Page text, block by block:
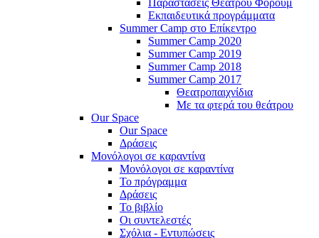
Παραστάσεις Θεάτρου Φόρουμ
Εκπαιδευτικά προγράμματα
Summer Camp στο Επίκεντρο
Summer Camp 2020
Summer Camp 2019
Summer Camp 2018
Summer Camp 2017
Θεατροπαιχνίδια
Με τα φτερά του θεάτρου
Our Space
Our Space
Δράσεις
Μονόλογοι σε καραντίνα
Μονόλογοι σε καραντίνα
Το πρόγραμμα
Δράσεις
Το βιβλίο
Οι συντελεστές
Σχόλια - Εντυπώσεις